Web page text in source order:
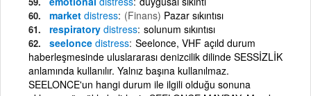
market distress (Finans) Pazar sıkıntısı
respiratory distress solunum sıkıntısı
seelonce distress Seelonce, VHF açıld durum
haberleşmesinde uluslararası denizcilik dilinde SESSİZLİK
anlamında kullanılır. Yalnız başına kullanılmaz.
SEELONCE'un hangi durum ile ilgili olduğu sonuna